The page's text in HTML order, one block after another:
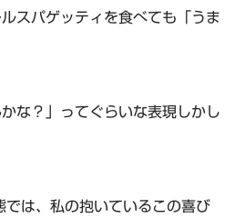
スパゲッティを食べても「うま
な？」ってぐらいな表現しかし
は、私の抱いているこの喜び